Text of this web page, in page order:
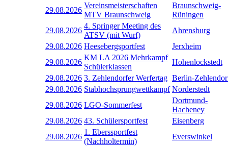
29.08.2026
Vereinsmeisterschaften
MTV Braunschweig
Braunschweig-
Rüningen
29.08.2026
4. Springer Meeting des
ATSV (mit Wurf)
Ahrensburg
29.08.2026 Heesebergsportfest
Jerxheim
29.08.2026
KM LA 2026 Mehrkampf
Schülerklassen
Hohenlockstedt
29.08.2026 3. Zehlendorfer Werfertag Berlin-
29.08.2026 Stabhochsprungwettkampf Norderstedt
29.08.2026 LGO-Sommerfest
Dortmund-
Hacheney
29.08.2026 43. Schülersportfest
Eisenberg
29.08.2026
1. Eberssportfest
(Nachholtermin)
Everswinkel